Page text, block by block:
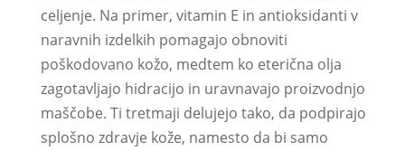
celjenje. Na primer, vitamin E in antioksidanti v
naravnih izdelkih pomagajo obnoviti
poškodovano kožo, medtem ko eterična olja
zagotavljajo hidracijo in uravnavajo proizvodnjo
maščobe. Ti tretmaji delujejo tako, da podpirajo
splošno zdravje kože, namesto da bi samo